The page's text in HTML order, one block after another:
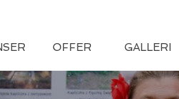
OFFER GALLERI